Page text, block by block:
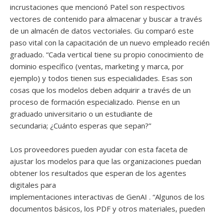
incrustaciones que mencionó Patel son respectivos
vectores de contenido para almacenar y buscar a través
de un almacén de datos vectoriales. Gu comparó este
paso vital con la capacitación de un nuevo empleado recién
graduado. “Cada vertical tiene su propio conocimiento de
dominio específico (ventas, marketing y marca, por
ejemplo) y todos tienen sus especialidades. Esas son
cosas que los modelos deben adquirir a través de un
proceso de formación especializado. Piense en un
graduado universitario o un estudiante de
secundaria; ¿Cuánto esperas que sepan?”
Los proveedores pueden ayudar con esta faceta de
ajustar los modelos para que las organizaciones puedan
obtener los resultados que esperan de los agentes
digitales para
implementaciones interactivas de GenAI . “Algunos de los
documentos básicos, los PDF y otros materiales, pueden